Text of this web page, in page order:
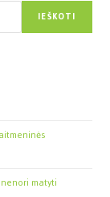
IEŠKOTI
matyti